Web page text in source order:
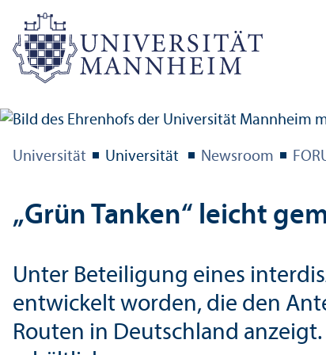
Universität Universität Newsroom
„Grün Tanken“ leicht
Unter Beteiligung eines
entwickelt worden, die den
Routen in Deutschland anzeigt.